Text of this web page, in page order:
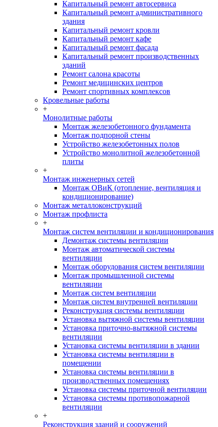
Капитальный ремонт автосервиса
Капитальный ремонт административного
здания
Капитальный ремонт кровли
Капитальный ремонт кафе
Капитальный ремонт фасада
Капитальный ремонт производственных
зданий
Ремонт салона красоты
Ремонт медицинских центров
Ремонт спортивных комплексов
Кровельные работы
+
Монолитные работы
Монтаж железобетонного фундамента
Монтаж подпорной стены
Устройство железобетонных полов
Устройство монолитной железобетонной
плиты
+
Монтаж инженерных сетей
Монтаж ОВиК (отопление, вентиляция и
кондиционирование)
Монтаж металлоконструкций
Монтаж профлиста
+
Монтаж систем вентиляции и кондиционирования
Демонтаж системы вентиляции
Монтаж автоматической системы
вентиляции
Монтаж оборудования систем вентиляции
Монтаж промышленной системы
вентиляции
Монтаж систем вентиляции
Монтаж систем внутренней вентиляции
Реконструкция системы вентиляции
Установка вытяжной системы вентиляции
Установка приточно-вытяжной системы
вентиляции
Установка системы вентиляции в здании
Установка системы вентиляции в
помещении
Установка системы вентиляции в
производственных помещениях
Установка системы приточной вентиляции
Установка системы противопожарной
вентиляции
+
Реконструкция зданий и сооружений